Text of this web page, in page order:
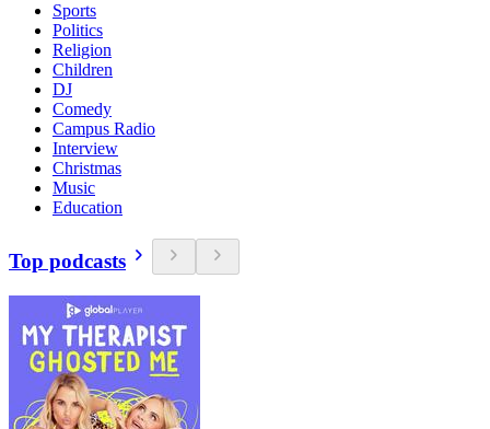
Sports
Politics
Religion
Children
DJ
Comedy
Campus Radio
Interview
Christmas
Music
Education
Top podcasts